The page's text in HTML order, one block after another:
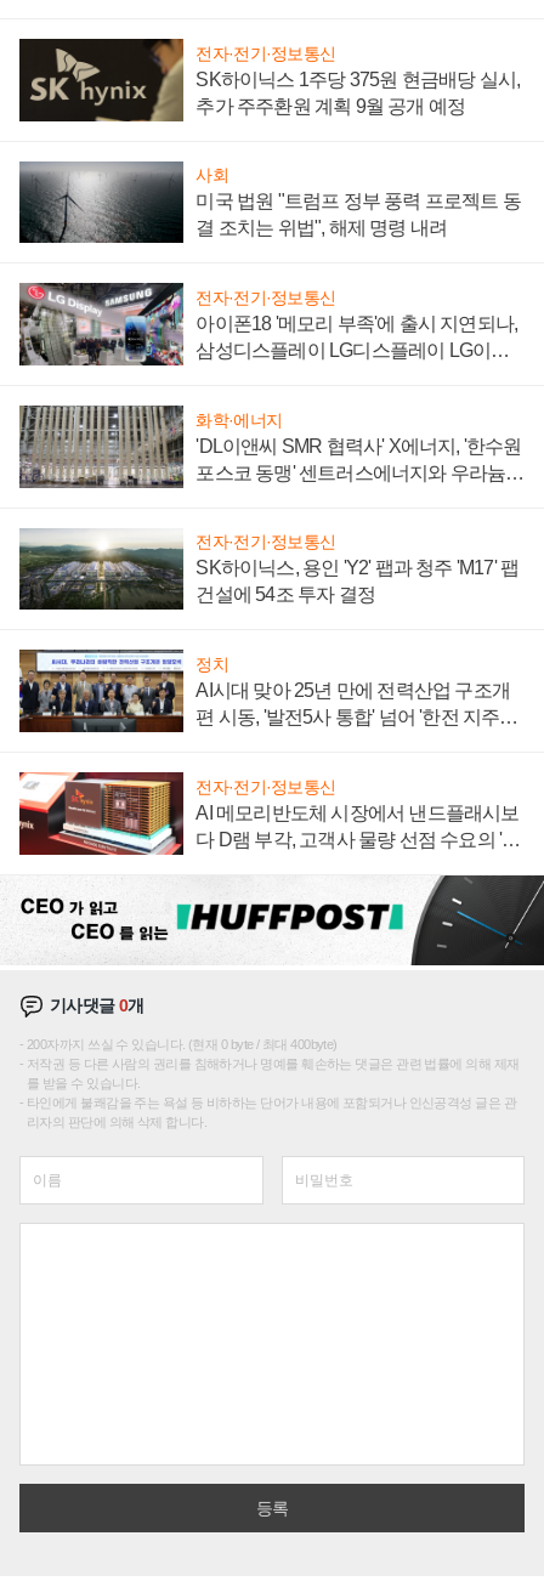
전자·전기·정보통신
SK하이닉스 1주당 375원 현금배당 실시,
추가 주주환원 계획 9월 공개 예정
사회
미국 법원 "트럼프 정부 풍력 프로젝트 동
결 조치는 위법", 해제 명령 내려
전자·전기·정보통신
아이폰18 '메모리 부족'에 출시 지연되나,
삼성디스플레이 LG디스플레이 LG이노
화학·에너지
'DL이앤씨 SMR 협력사' X에너지, '한수원
포스코 동맹' 센트러스에너지와 우라늄
전자·전기·정보통신
SK하이닉스, 용인 'Y2' 팹과 청주 'M17' 팹
건설에 54조 투자 결정
정치
AI시대 맞아 25년 만에 전력산업 구조개
편 시동, '발전5사 통합' 넘어 '한전 지주사'
전자·전기·정보통신
AI 메모리반도체 시장에서 낸드플래시보
다 D램 부각, 고객사 물량 선점 수요의 '우
기사댓글0개
200자까지 쓰실 수 있습니다. (현재 0 byte / 최대 400byte)
저작권 등 다른 사람의 권리를 침해하거나 명예를 훼손하는 댓글은 관련 법률에 의해 제재
를 받을 수 있습니다.
타인에게 불쾌감을 주는 욕설 등 비하하는 단어가 내용에 포함되거나 인신공격성 글은 관
리자의 판단에 의해 삭제 합니다.